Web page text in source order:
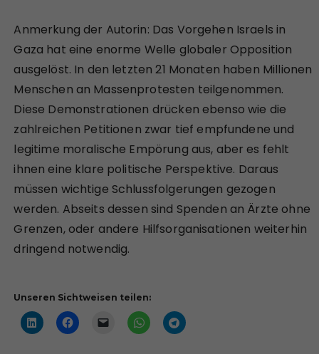
Anmerkung der Autorin: Das Vorgehen Israels in
Gaza hat eine enorme Welle globaler Opposition
ausgelöst. In den letzten 21 Monaten haben Millionen
Menschen an Massenprotesten teilgenommen.
Diese Demonstrationen drücken ebenso wie die
zahlreichen Petitionen zwar tief empfundene und
legitime moralische Empörung aus, aber es fehlt
ihnen eine klare politische Perspektive. Daraus
müssen wichtige Schlussfolgerungen gezogen
werden. Abseits dessen sind Spenden an Ärzte ohne
Grenzen, oder andere Hilfsorganisationen weiterhin
dringend notwendig.
Unseren Sichtweisen teilen: